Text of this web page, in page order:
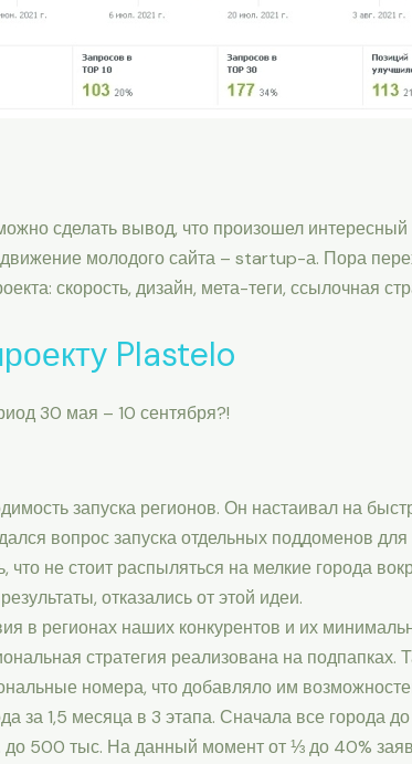
сделать вывод, что произошел
молодого сайта – startup-а. Пора
скорость, дизайн, мета-теги, ссылочная
Plastelo
30 мая – 10 сентября?!
запуска регионов. Он настаивал на
вопрос запуска отдельных поддоменов
что не стоит распыляться на мелкие города
отказались от этой идеи.
в регионах наших конкурентов и их
стратегия реализована на подпапках.
номера, что добавляло им
за 1,5 месяца в 3 этапа. Сначала все города
до 500 тыс. На данный момент от ⅓ до 40%